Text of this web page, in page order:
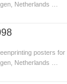
Netherlands …
posters for
Netherlands …